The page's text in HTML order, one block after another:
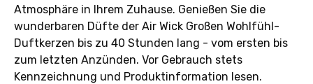
Atmosphäre in Ihrem Zuhause. Genießen Sie die
wunderbaren Düfte der Air Wick Großen Wohlfühl-
Duftkerzen bis zu 40 Stunden lang - vom ersten bis
zum letzten Anzünden. Vor Gebrauch stets
Kennzeichnung und Produktinformation lesen.